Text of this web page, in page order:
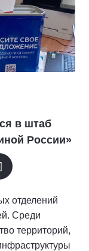
в штаб
России»
отделений
Среди
территорий,